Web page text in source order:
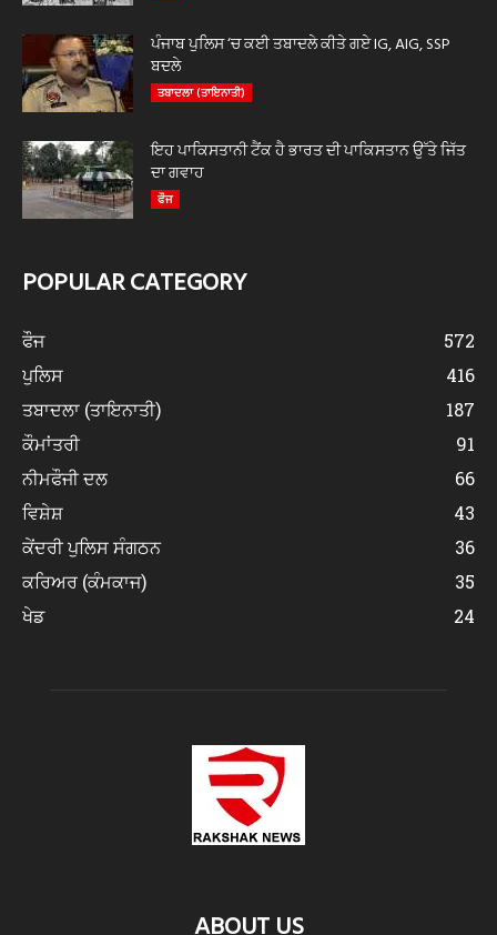
ਪੰਜਾਬ ਪੁਲਿਸ ‘ਚ ਕਈ ਤਬਾਦਲੇ ਕੀਤੇ ਗਏ IG, AIG, SSP
ਬਦਲੇ
ਤਬਾਦਲਾ (ਤਾਇਨਾਤੀ)
ਇਹ ਪਾਕਿਸਤਾਨੀ ਟੈਂਕ ਹੈ ਭਾਰਤ ਦੀ ਪਾਕਿਸਤਾਨ ਉੱਤੇ ਜਿੱਤ
ਦਾ ਗਵਾਹ
ਫੌਜ
POPULAR CATEGORY
ਫੌਜ
572
ਪੁਲਿਸ
416
ਤਬਾਦਲਾ (ਤਾਇਨਾਤੀ)
187
ਕੌਮਾਂਤਰੀ
91
ਨੀਮਫੌਜੀ ਦਲ
66
ਵਿਸ਼ੇਸ਼
43
ਕੇਂਦਰੀ ਪੁਲਿਸ ਸੰਗਠਨ
36
ਕਰਿਅਰ (ਕੰਮਕਾਜ)
35
ਖੇਡ
24